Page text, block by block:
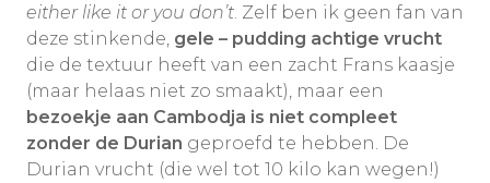
either like it or you don’t . Zelf ben ik geen fan van
deze stinkende, gele – pudding achtige vrucht
die de textuur heeft van een zacht Frans kaasje
(maar helaas niet zo smaakt), maar een
bezoekje aan Cambodja is niet compleet
zonder de Durian geproefd te hebben. De
Durian vrucht (die wel tot 10 kilo kan wegen!)